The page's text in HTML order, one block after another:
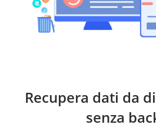
Recupera dati da
senza